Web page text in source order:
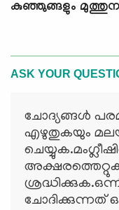
കുഞ്ഞുങ്ങളും
ASK YOUR
ചോദ്യങ്ങള്‍
എഴുതുകയും
ചോദിക്കുന്നത്